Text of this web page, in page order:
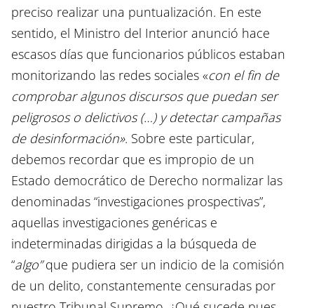
preciso realizar una puntualización. En este
sentido, el Ministro del Interior anunció hace
escasos días que funcionarios públicos estaban
monitorizando las redes sociales «con el fin de
comprobar algunos discursos que puedan ser
peligrosos o delictivos (…) y detectar campañas
de desinformación». Sobre este particular,
debemos recordar que es impropio de un
Estado democrático de Derecho normalizar las
denominadas “investigaciones prospectivas”,
aquellas investigaciones genéricas e
indeterminadas dirigidas a la búsqueda de
“algo”que pudiera ser un indicio de la comisión
de un delito, constantemente censuradas por